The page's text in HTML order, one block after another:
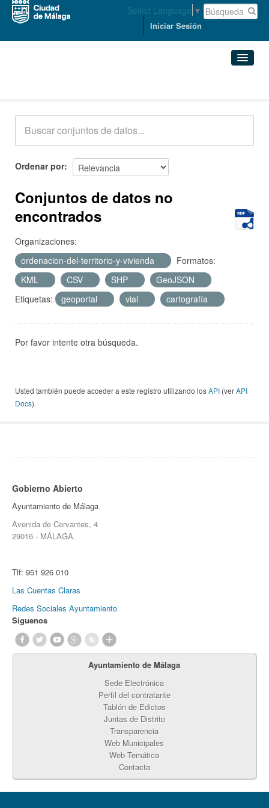
Select Language ▼
Iniciar Sesión
Acerca de
Ordenar por
Conjuntos de datos no
encontrados
Organizaciones:
ordenacion-del-territorio-y-vivienda
Formatos:
KML
CSV SHP
GeoJSON
Etiquetas:
geoportal vial cartografía
Por favor intente otra búsqueda.
Usted también puede acceder a este registro utilizando losAPI (verAPI
Docs).
Gobierno Abierto
Ayuntamiento de Málaga
Avenida de Cervantes, 4
29016 - MÁLAGA.
Tlf: 951 926 010
Las Cuentas Claras
Redes Sociales Ayuntamiento
Síguenos
Ayuntamiento de Málaga
Sede Electrónica
Perfil del contratante
Tablón de Edictos
Juntas de Distrito
Transparencia
Web Municipales
Web Temática
Contacta